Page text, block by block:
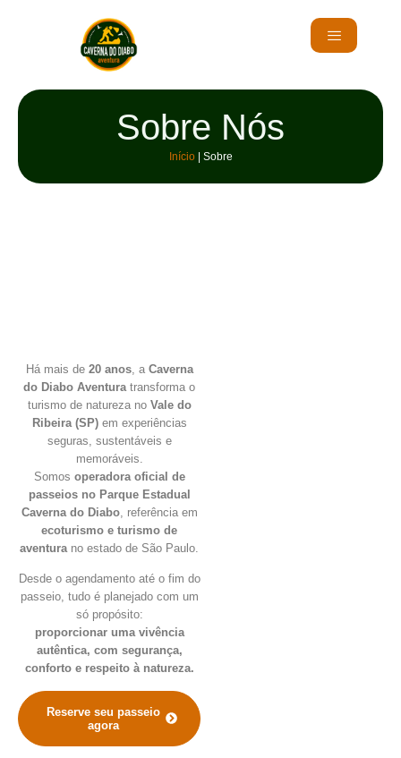
Sobre Nós
Início| Sobre
Há mais de 20 anos, a Caverna
do Diabo Aventuratransforma o
turismo de natureza no Vale do
Ribeira (SP)em experiências
seguras, sustentáveis e
memoráveis.
Somos operadora oficial de
passeios no Parque Estadual
Caverna do Diabo, referência em
ecoturismo e turismo de
aventurano estado de São Paulo.
Desde o agendamento até o fim do
passeio, tudo é planejado com um
só propósito:
proporcionar uma vivência
autêntica, com segurança,
conforto e respeito à natureza.
Reserve seu passeio
agora